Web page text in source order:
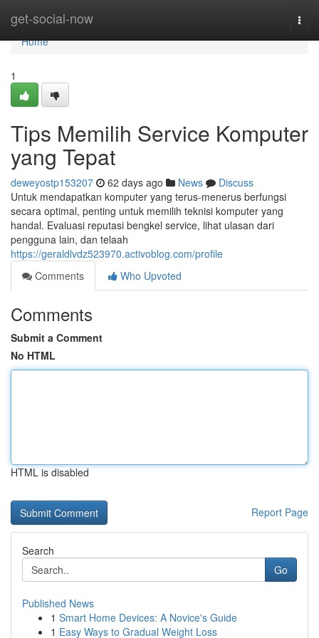
get-social-now
Home
Home
1
Tips Memilih Service Komputer
yang Tepat
deweyostp153207 62 days ago News
Discuss
Untuk mendapatkan komputer yang terus-menerus berfungsi
secara optimal, penting untuk memilih teknisi komputer yang
handal. Evaluasi reputasi bengkel service, lihat ulasan dari
pengguna lain, dan telaah
https://geraldlvdz523970.activoblog.com/profile
Comments
Who Upvoted
Comments
Submit a Comment
No HTML
HTML is disabled
Report Page
Search
Go
Published News
1 Smart Home Devices: A Novice's Guide
1 Easy Ways to Gradual Weight Loss